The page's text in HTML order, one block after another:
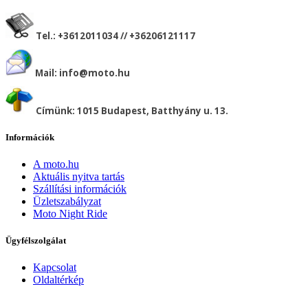
Tel.: +3612011034 // +36206121117
Mail: info@moto.hu
Címünk: 1015 Budapest, Batthyány u. 13.
Információk
A moto.hu
Aktuális nyitva tartás
Szállítási információk
Üzletszabályzat
Moto Night Ride
Ügyfélszolgálat
Kapcsolat
Oldaltérkép